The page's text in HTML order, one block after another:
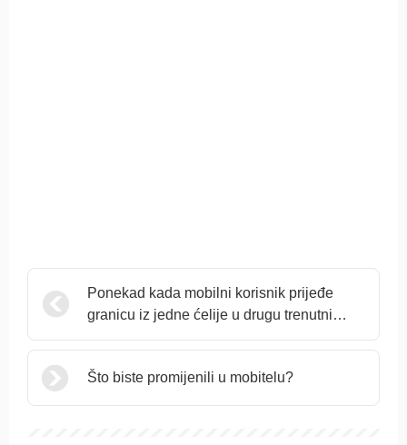
Ponekad kada mobilni korisnik prijeđe
granicu iz jedne ćelije u drugu trenutni
poziv se naglo prekine iako svi odašiljači i
Što biste promijenili u mobitelu?